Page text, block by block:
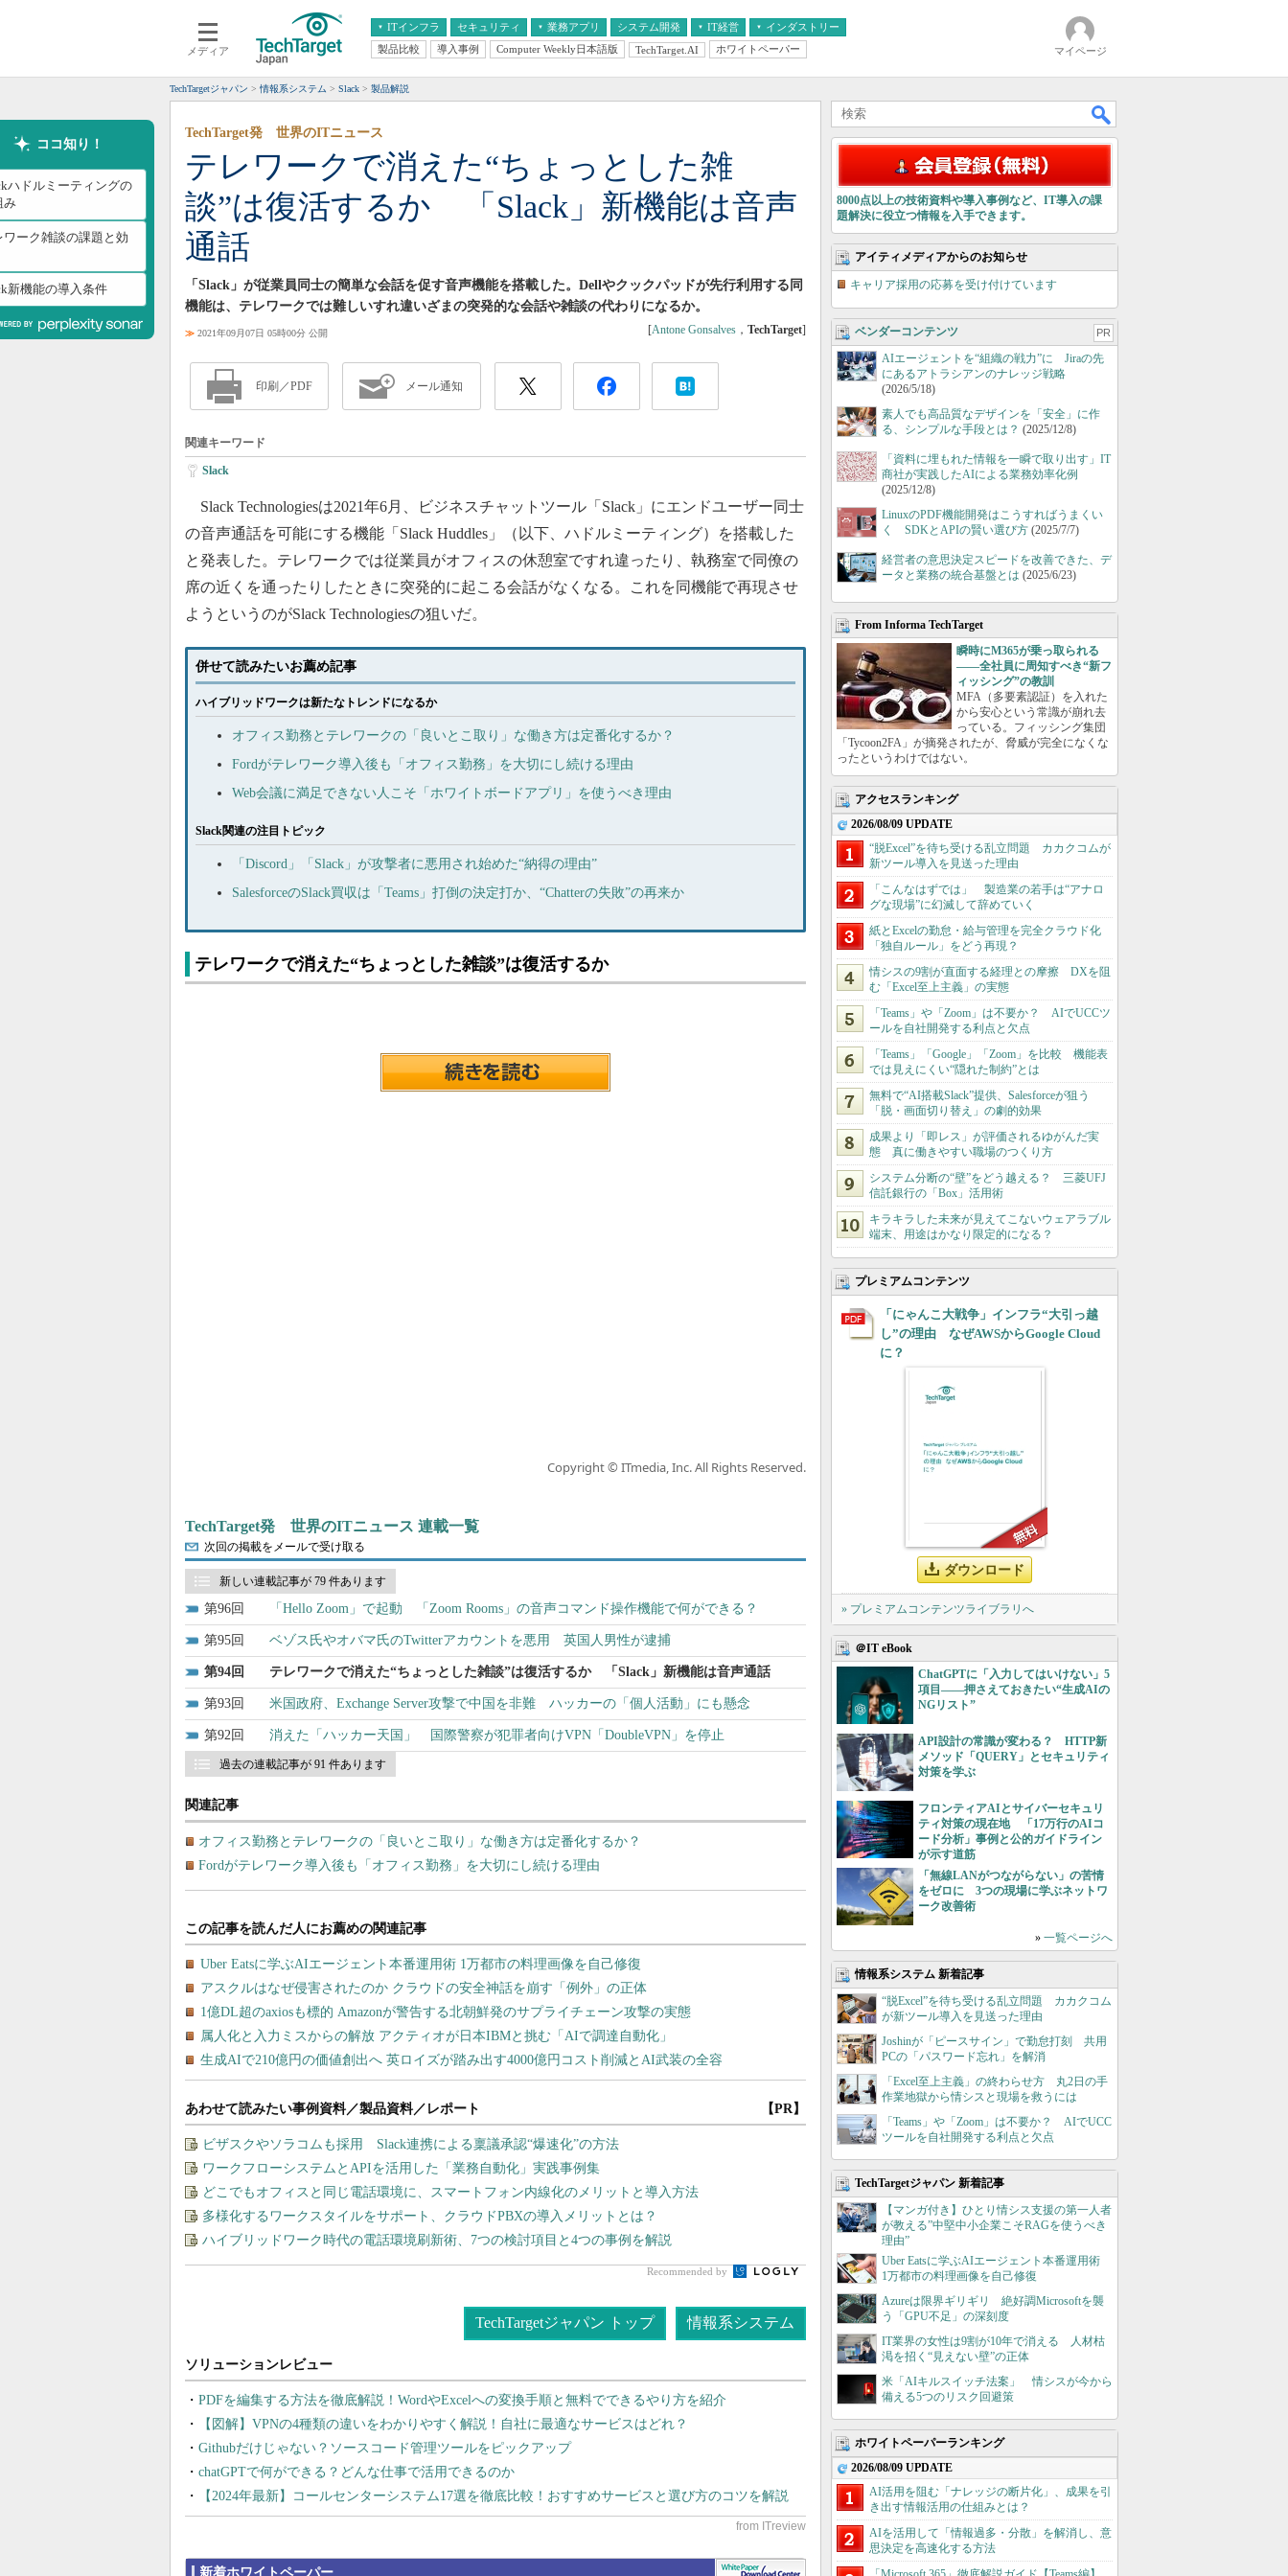
メディア
ITインフラ
クラウド
スマートモバイル
ネットワーク
システム運用管理
セキュリティ 業務アプリ
エンタープライズAI
ERP
CX
情報系システム
システム開発 IT経営
経営とIT
インダストリー
医療IT
製品比較 導入事例 Computer Weekly日本語版 TechTarget.AI ホワイトペーパー マイページ
TechTargetジャパン 情報系システム Slack 製品解説
ココ知り！
ハドルミーティングの
み
ワーク雑談の課題と効
新機能の導入条件
テレワークで消えた“ちょっとした雑
談”は復活するか 「Slack」新機能は音声
通話
TechTarget発 世界のITニュース
「Slack」が従業員同士の簡単な会話を促す音声機能を搭載した。Dellやクックパッドが先行利用する同
機能は、テレワークでは難しいすれ違いざまの突発的な会話や雑談の代わりになるか。
≫ 2021年09月07日 05時00分 公開 [Antone Gonsalves ， TechTarget]
印刷／PDF メール通知
関連キーワード
Slack
Slack Technologiesは2021年6月、ビジネスチャットツール「Slack」にエンドユーザー同士
の音声通話を可能にする機能「Slack Huddles」（以下、ハドルミーティング）を搭載した
と発表した。テレワークでは従業員がオフィスの休憩室ですれ違ったり、執務室で同僚の
席の近くを通ったりしたときに突発的に起こる会話がなくなる。これを同機能で再現させ
ようというのがSlack Technologiesの狙いだ。
併せて読みたいお薦め記事
ハイブリッドワークは新たなトレンドになるか
オフィス勤務とテレワークの「良いとこ取り」な働き方は定番化するか？
Fordがテレワーク導入後も「オフィス勤務」を大切にし続ける理由
Web会議に満足できない人こそ「ホワイトボードアプリ」を使うべき理由
Slack関連の注目トピック
「Discord」「Slack」が攻撃者に悪用され始めた“納得の理由”
SalesforceのSlack買収は「Teams」打倒の決定打か、“Chatterの失敗”の再来か
テレワークで消えた“ちょっとした雑談”は復活するか
Copyright © ITmedia, Inc. All Rights Reserved.
TechTarget発 世界のITニュース 連載一覧
次回の掲載をメールで受け取る
新しい連載記事が 79 件あります
96 「Hello Zoom」で起動 「Zoom Rooms」の音声コマンド操作機能で何ができる？
95 ベゾス氏やオバマ氏のTwitterアカウントを悪用 英国人男性が逮捕
94 テレワークで消えた“ちょっとした雑談”は復活するか 「Slack」新機能は音声通話
93 米国政府、Exchange Server攻撃で中国を非難 ハッカーの「個人活動」にも懸念
92 消えた「ハッカー天国」 国際警察が犯罪者向けVPN「DoubleVPN」を停止
過去の連載記事が 91 件あります
関連記事
オフィス勤務とテレワークの「良いとこ取り」な働き方は定番化するか？
Fordがテレワーク導入後も「オフィス勤務」を大切にし続ける理由
あわせて読みたい事例資料／製品資料／レポート 【PR】
ビザスクやソラコムも採用 Slack連携による稟議承認“爆速化”の方法
ワークフローシステムとAPIを活用した「業務自動化」実践事例集
どこでもオフィスと同じ電話環境に、スマートフォン内線化のメリットと導入方法
多様化するワークスタイルをサポート、クラウドPBXの導入メリットとは？
ハイブリッドワーク時代の電話環境刷新術、7つの検討項目と4つの事例を解説
Recommended by
TechTargetジャパン トップ 情報系システム
PDFを編集する方法を徹底解説！WordやExcelへの変換手順と無料でできるやり方を紹介
【図解】VPNの4種類の違いをわかりやすく解説！自社に最適なサービスはどれ？
Githubだけじゃない？ソースコード管理ツールをピックアップ
chatGPTで何ができる？どんな仕事で活用できるのか
【2024年最新】コールセンターシステム17選を徹底比較！おすすめサービスと選び方のコツを解説
新着ホワイトペーパー
8000点以上の技術資料や導入事例など、IT導入の課
題解決に役立つ情報を入手できます。
アイティメディアからのお知らせ
キャリア採用の応募を受け付けています
ベンダーコンテンツ PR
AIエージェントを“組織の戦力”に Jiraの先
にあるアトラシアンのナレッジ戦略
(2026/5/18)
素人でも高品質なデザインを「安全」に作
る、シンプルな手段とは？ (2025/12/8)
「資料に埋もれた情報を一瞬で取り出す」IT
商社が実践したAIによる業務効率化例
(2025/12/8)
LinuxのPDF機能開発はこうすればうまくい
く SDKとAPIの賢い選び方 (2025/7/7)
経営者の意思決定スピードを改善できた、デ
ータと業務の統合基盤とは (2025/6/23)
From Informa TechTarget
瞬時にM365が乗っ取られる
――全社員に周知すべき“新フ
ィッシング”の教訓
MFA（多要素認証）を入れた
から安心という常識が崩れ去
っている。フィッシング集団
「Tycoon2FA」が摘発されたが、脅威が完全になくな
ったというわけではない。
アクセスランキング
2026/08/09 UPDATE
“脱Excel”を待ち受ける乱立問題 カカクコムが
新ツール導入を見送った理由
「こんなはずでは」 製造業の若手は“アナロ
グな現場”に幻滅して辞めていく
紙とExcelの勤怠・給与管理を完全クラウド化
「独自ルール」をどう再現？
情シスの9割が直面する経理との摩擦 DXを阻
む「Excel至上主義」の実態
「Teams」や「Zoom」は不要か？ AIでUCCツ
ールを自社開発する利点と欠点
「Teams」「Google」「Zoom」を比較 機能表
では見えにくい“隠れた制約”とは
無料で“AI搭載Slack”提供、Salesforceが狙う
「脱・画面切り替え」の劇的効果
成果より「即レス」が評価されるゆがんだ実
態 真に働きやすい職場のつくり方
システム分断の“壁”をどう越える？ 三菱UFJ
信託銀行の「Box」活用術
キラキラした未来が見えてこないウェアラブル
端末、用途はかなり限定的になる？
プレミアムコンテンツ
「にゃんこ大戦争」インフラ“大引っ越
し”の理由 なぜAWSからGoogle Cloud
に？
ダウンロード
» プレミアムコンテンツライブラリへ
＠IT eBook
ChatGPTに「入力してはいけない」5
項目――押さえておきたい“生成AIの
NGリスト”
API設計の常識が変わる？ HTTP新
メソッド「QUERY」とセキュリティ
対策を学ぶ
フロンティアAIとサイバーセキュリ
ティ対策の現在地 「17万行のAIコ
ード分析」事例と公的ガイドライン
が示す道筋
「無線LANがつながらない」の苦情
をゼロに 3つの現場に学ぶネットワ
ーク改善術
» 一覧ページへ
情報系システム 新着記事
“脱Excel”を待ち受ける乱立問題 カカクコム
が新ツール導入を見送った理由
Joshinが「ピースサイン」で勤怠打刻 共用
PCの「パスワード忘れ」を解消
「Excel至上主義」の終わらせ方 丸2日の手
作業地獄から情シスと現場を救うには
「Teams」や「Zoom」は不要か？ AIでUCC
ツールを自社開発する利点と欠点
TechTargetジャパン 新着記事
【マンガ付き】ひとり情シス支援の第一人者
が教える”中堅中小企業こそRAGを使うべき
理由”
Uber Eatsに学ぶAIエージェント本番運用術
1万都市の料理画像を自己修復
Azureは限界ギリギリ 絶好調Microsoftを襲
う「GPU不足」の深刻度
IT業界の女性は9割が10年で消える 人材枯
渇を招く“見えない壁”の正体
米「AIキルスイッチ法案」 情シスが今から
備える5つのリスク回避策
ホワイトペーパーランキング
2026/08/09 UPDATE
AI活用を阻む「ナレッジの断片化」、成果を引
き出す情報活用の仕組みとは？
AIを活用して「情報過多・分散」を解消し、意
思決定を高速化する方法